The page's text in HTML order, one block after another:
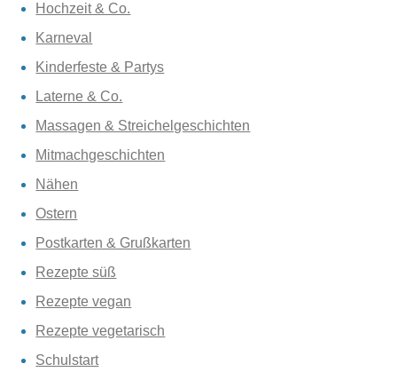
Hochzeit & Co.
Karneval
Kinderfeste & Partys
Laterne & Co.
Massagen & Streichelgeschichten
Mitmachgeschichten
Nähen
Ostern
Postkarten & Grußkarten
Rezepte süß
Rezepte vegan
Rezepte vegetarisch
Schulstart